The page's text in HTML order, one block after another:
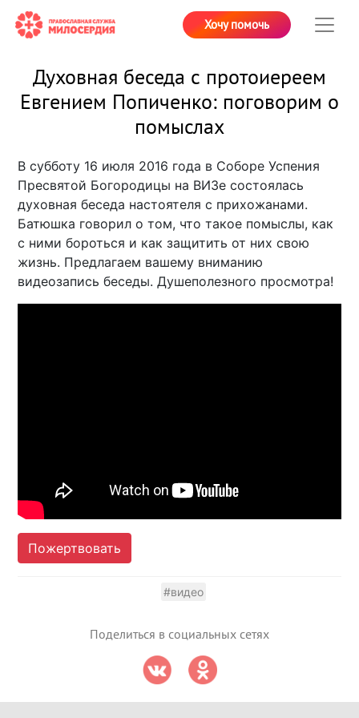
Хочу помочь
Духовная беседа с протоиереем
Евгением Попиченко: поговорим о
помыслах
В субботу 16 июля 2016 года в Соборе Успения
Пресвятой Богородицы на ВИЗе состоялась
духовная беседа настоятеля с прихожанами.
Батюшка говорил о том, что такое помыслы, как
с ними бороться и как защитить от них свою
жизнь. Предлагаем вашему вниманию
видеозапись беседы. Душеполезного просмотра!
Пожертвовать
#видео
Поделиться в социальных сетях